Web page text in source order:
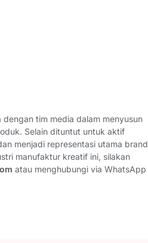
tim media dalam menyusun
Selain dituntut untuk aktif
menjadi representasi utama brand
manufaktur kreatif ini, silakan
atau menghubungi via WhatsApp